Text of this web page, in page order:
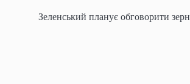
Зеленський планує обговорити